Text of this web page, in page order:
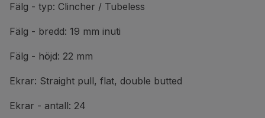
Fälg - typ: Clincher / Tubeless
Fälg - bredd: 19 mm inuti
Fälg - höjd: 22 mm
Ekrar: Straight pull, flat, double butted
Ekrar - antall: 24